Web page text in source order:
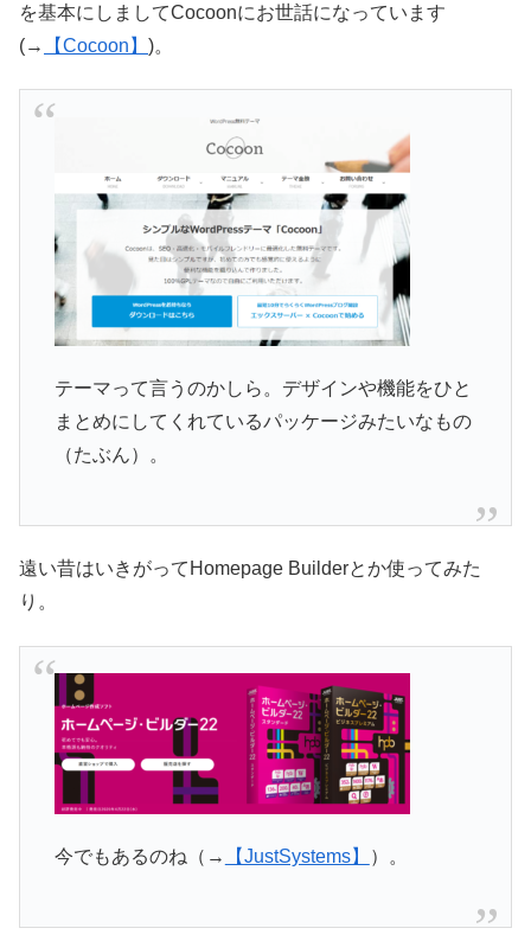
を基本にしましてCocoonにお世話になっています
(→
【Cocoon】 )。
テーマって言うのかしら。デザインや機能をひと
まとめにしてくれているパッケージみたいなもの
（たぶん）。
遠い昔はいきがってHomepage Builderとか使ってみた
り。
今でもあるのね（→ 【JustSystems】 ）。